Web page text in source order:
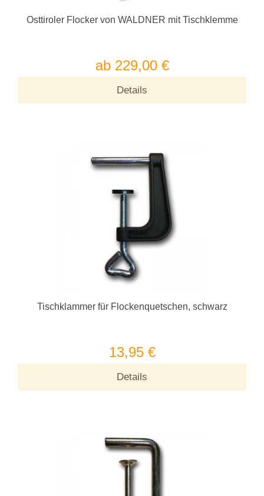
Osttiroler Flocker von WALDNER mit Tischklemme
ab 229,00 €
Details
Tischklammer für Flockenquetschen, schwarz
13,95 €
Details